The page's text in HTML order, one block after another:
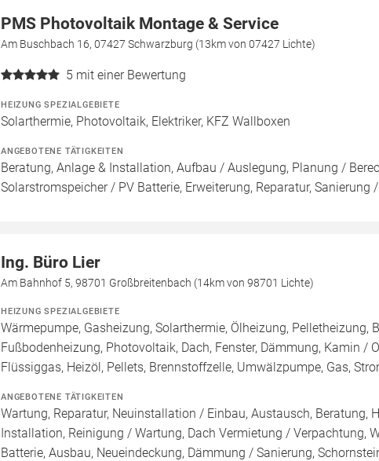
PMS Photovoltaik Montage & Service
Am Buschbach 16, 07427 Schwarzburg (13km von 07427 Lichte)
5 mit einer Bewertung
HEIZUNG SPEZIALGEBIETE
Solarthermie, Photovoltaik, Elektriker, KFZ Wallboxen
ANGEBOTENE TÄTIGKEITEN
Beratung, Anlage & Installation, Aufbau / Auslegung, Planung /
Solarstromspeicher / PV Batterie, Erweiterung, Reparatur,
Ing. Büro Lier
Am Bahnhof 5, 98701 Großbreitenbach (14km von 98701 Lichte)
HEIZUNG SPEZIALGEBIETE
Wärmepumpe, Gasheizung, Solarthermie, Ölheizung, Pelletheizung,
Fußbodenheizung, Photovoltaik, Dach, Fenster, Dämmung, Kamin /
Flüssiggas, Heizöl, Pellets, Brennstoffzelle, Umwälzpumpe, Gas,
ANGEBOTENE TÄTIGKEITEN
Wartung, Reparatur, Neuinstallation / Einbau, Austausch, Beratung,
Installation, Reinigung / Wartung, Dach Vermietung / Verpachtung,
Batterie, Ausbau, Neueindeckung, Dämmung / Sanierung,